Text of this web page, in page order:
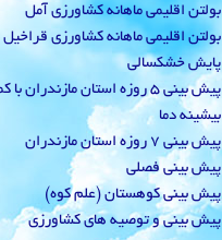
بولتن اقلیمی ماهانه کشاورزی آمل
بولتن اقلیمی ماهانه کشاورزی قراخیل
پایش خشکسالی
پیش بینی 5 روزه استان مازندران
بیشینه دما
پیش بینی 7 روزه استان مازندران
پیش بینی فصلی
پیش بینی کوهستان (علم کوه)
پیش بینی و توصیه های کشاورزی